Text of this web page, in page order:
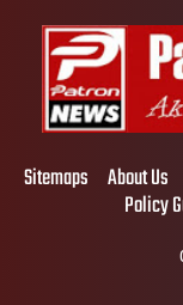
Sitemaps About Us
Policy